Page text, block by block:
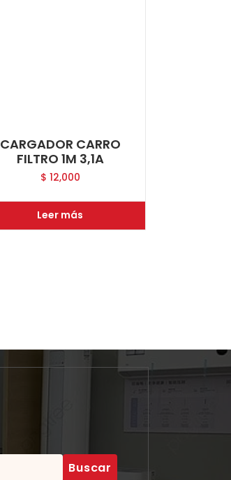
CARGADOR CARRO
FILTRO 1M 3,1A
$ 12,000
Leer más